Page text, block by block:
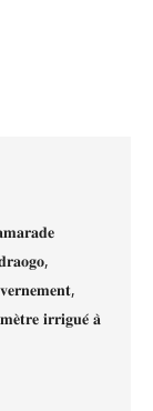
𝐢𝐫𝐫𝐢𝐠𝐮𝐞́ 𝐚̀